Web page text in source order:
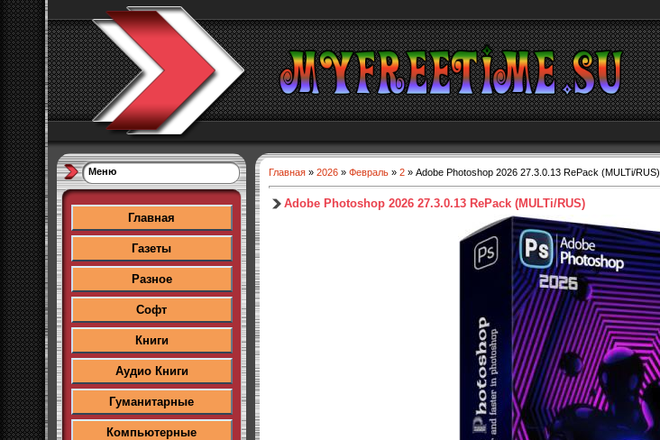
Меню
Главная
Газеты
Разное
Софт
Книги
Аудио Книги
Гуманитарные
Компьютерные
Главная » 2026 » Февраль » 2 » Adobe Photoshop 2026 27.3.0.13 RePack (MULTi/RUS)
Adobe Photoshop 2026 27.3.0.13 RePack (MULTi/RUS)